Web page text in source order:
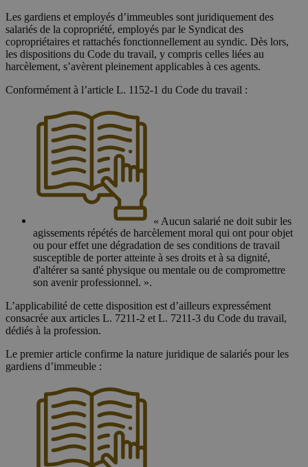
Les gardiens et employés d’immeubles sont juridiquement des
salariés de la copropriété, employés par le Syndicat des
copropriétaires et rattachés fonctionnellement au syndic. Dès lors,
les dispositions du Code du travail, y compris celles liées au
harcèlement, s’avèrent pleinement applicables à ces agents.
Conformément à l’article L. 1152-1 du Code du travail :
« Aucun salarié ne doit subir les
agissements répétés de harcèlement moral qui ont pour objet
ou pour effet une dégradation de ses conditions de travail
susceptible de porter atteinte à ses droits et à sa dignité,
d'altérer sa santé physique ou mentale ou de compromettre
son avenir professionnel. ».
L’applicabilité de cette disposition est d’ailleurs expressément
consacrée aux articles L. 7211-2 et L. 7211-3 du Code du travail,
dédiés à la profession.
Le premier article confirme la nature juridique de salariés pour les
gardiens d’immeuble :